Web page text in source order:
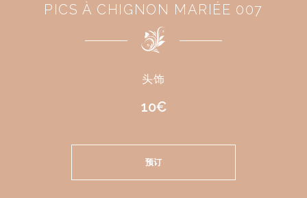
PICS À CHIGNON MARIÉE 007
头饰
10€
预订